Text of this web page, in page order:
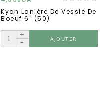
Kyon Lanière De Vessie De
Boeuf 6" (50)
+
-
AJOUTER